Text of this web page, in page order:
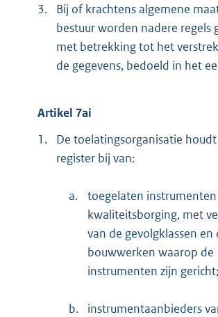
3.
Bij of krachtens algemene
bestuur worden nadere regels
met betrekking tot het
de gegevens, bedoeld in het
Artikel 7ai
1.
De toelatingsorganisatie
register bij van:
a.
toegelaten
kwaliteitsborging, met
van de gevolgklassen en
bouwwerken waarop de
instrumenten zijn gericht;
b.
instrumentaanbieders